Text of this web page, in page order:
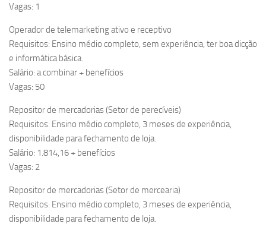
Vagas: 1
Operador de telemarketing ativo e receptivo
Requisitos: Ensino médio completo, sem experiência, ter boa dicção
e informática básica.
Salário: a combinar + benefícios
Vagas: 50
Repositor de mercadorias (Setor de perecíveis)
Requisitos: Ensino médio completo, 3 meses de experiência,
disponibilidade para fechamento de loja.
Salário: 1.814,16 + benefícios
Vagas: 2
Repositor de mercadorias (Setor de mercearia)
Requisitos: Ensino médio completo, 3 meses de experiência,
disponibilidade para fechamento de loja.